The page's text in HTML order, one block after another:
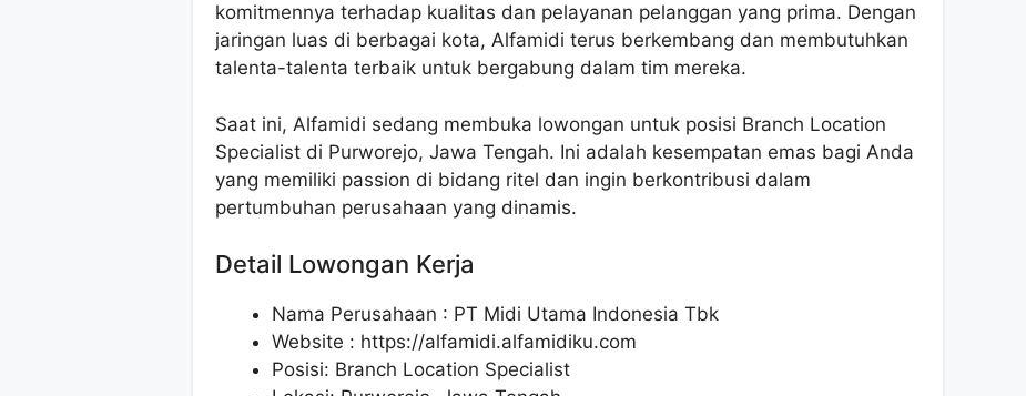
komitmennya terhadap kualitas dan pelayanan pelanggan yang prima. Dengan
jaringan luas di berbagai kota, Alfamidi terus berkembang dan membutuhkan
talenta-talenta terbaik untuk bergabung dalam tim mereka.
Saat ini, Alfamidi sedang membuka lowongan untuk posisi Branch Location
Specialist di Purworejo, Jawa Tengah. Ini adalah kesempatan emas bagi Anda
yang memiliki passion di bidang ritel dan ingin berkontribusi dalam
pertumbuhan perusahaan yang dinamis.
Detail Lowongan Kerja
Nama Perusahaan : PT Midi Utama Indonesia Tbk
Website : https://alfamidi.alfamidiku.com
Posisi: Branch Location Specialist